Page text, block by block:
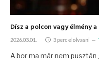
Dísz a polcon vagy élmény
2026.03.01. 3 perc elolvasni
A bor ma már nem